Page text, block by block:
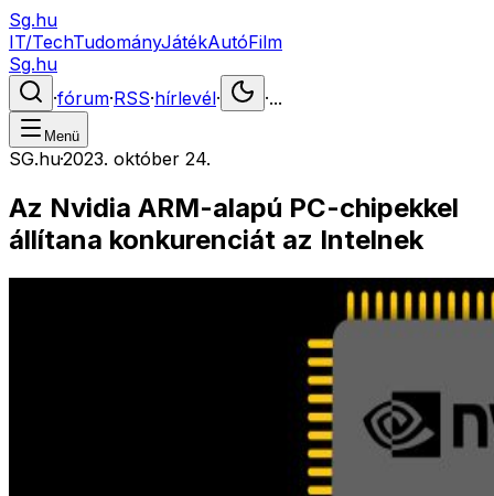
Sg.hu
IT/TechTudományJátékAutóFilm
Sg.hu
·fórum·RSS·hírlevél· ·...
Menü
SG.hu·2023. október 24.
Az Nvidia ARM-alapú PC-chipekkel
állítana konkurenciát az Intelnek